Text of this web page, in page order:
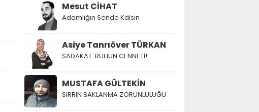
Mesut CİHAT
Adamlığın Sende Kalsın
Asiye Tanrıöver TÜRKAN
SADAKAT: RUHUN CENNETİ!
MUSTAFA GÜLTEKİN
SIRRIN SAKLANMA ZORUNLULUĞU